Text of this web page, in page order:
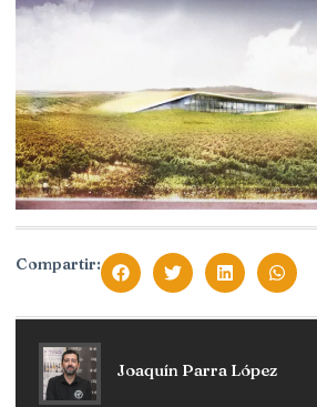
Compartir:
Joaquín Parra López